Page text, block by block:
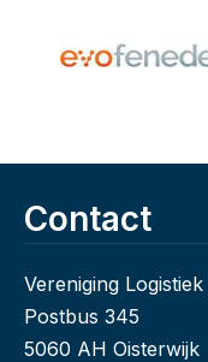
Contact
Vereniging
Postbus 345
5060 AH Oisterwijk